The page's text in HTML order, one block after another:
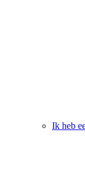
Ik heb